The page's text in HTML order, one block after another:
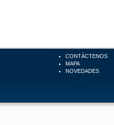
CONTÁCTENOS
MAPA
NOVEDADES